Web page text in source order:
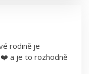
rodině je
a je to rozhodně